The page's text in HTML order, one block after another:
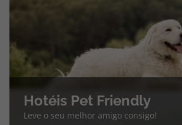
Hotéis Pet Friendly
Leve o seu melhor amigo consigo!